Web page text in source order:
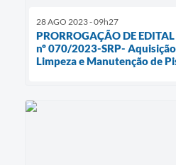
28 AGO 2023 - 09h27
PRORROGAÇÃO DE
nº 070/2023-SRP-
Limpeza e Manutenção de